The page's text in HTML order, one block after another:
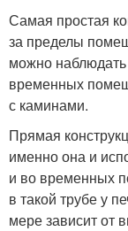
Самая простая
за пределы
можно
временных
с каминами.
Прямая
именно она и
и во временных
в такой трубе у
мере зависит от